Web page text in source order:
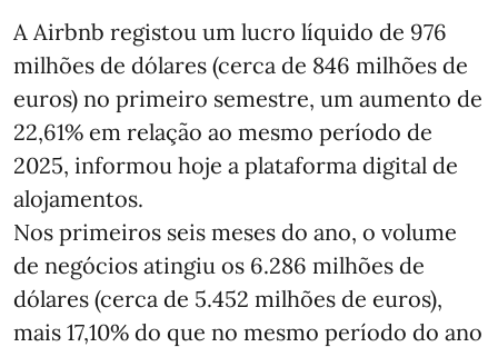
A Airbnb registou um lucro líquido de 976
milhões de dólares (cerca de 846 milhões de
euros) no primeiro semestre, um aumento de
22,61% em relação ao mesmo período de
2025, informou hoje a plataforma digital de
alojamentos.
Nos primeiros seis meses do ano, o volume
de negócios atingiu os 6.286 milhões de
dólares (cerca de 5.452 milhões de euros),
mais 17,10% do que no mesmo período do ano